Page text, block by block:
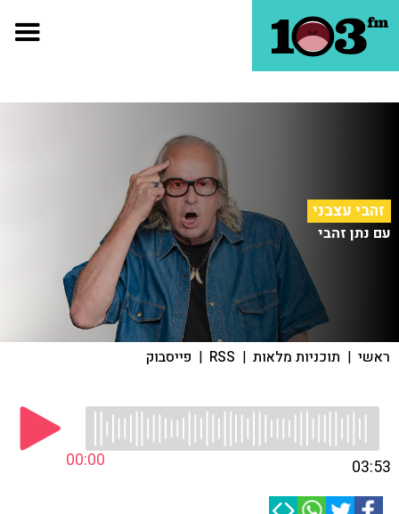
זהבי עצבני
עם נתן זהבי
ראשי | תוכניות מלאות |
RSS
| פייסבוק
00:00 03:53